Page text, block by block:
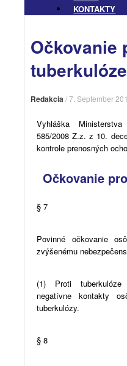
KONTAKTY
Očkovanie
tuberkulóze
Redakcia/7. September
Vyhláška
585/2008 Z.z. z 10.
kontrole prenosných
Očkovanie
§ 7
Povinné očkovanie
zvýšenému
(1) Proti
negatívne kontakty
tuberkulózy.
§ 8